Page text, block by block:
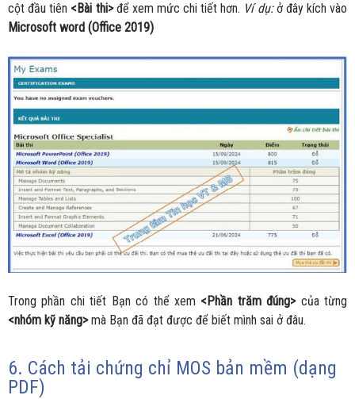
cột đầu tiên <Bài thi>để xem mức chi tiết hơn. Ví dụ:ở đây kích vào
Microsoft word (Office 2019)
Trong phần chi tiết Bạn có thể xem <Phần trăm đúng>của từng
<nhóm kỹ năng>mà Bạn đã đạt được để biết mình sai ở đâu.
6. Cách tải chứng chỉ MOS bản mềm (dạng
PDF)